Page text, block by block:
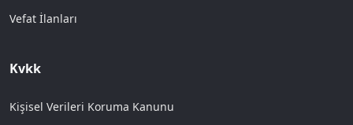
Vefat İlanları
Kvkk
Kişisel Verileri Koruma Kanunu